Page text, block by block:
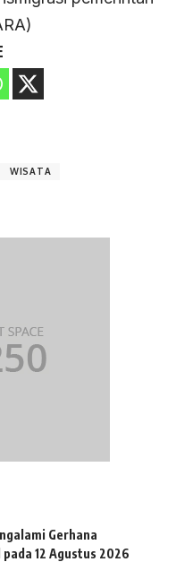
WISATA
Gerhana
12 Agustus 2026